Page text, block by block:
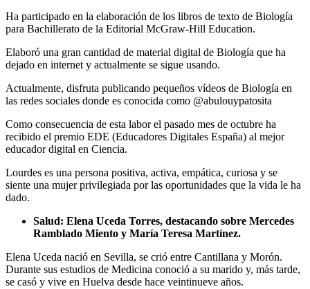
Ha participado en la elaboración de los libros de texto de Biología
para Bachillerato de la Editorial McGraw-Hill Education.
Elaboró una gran cantidad de material digital de Biología que ha
dejado en internet y actualmente se sigue usando.
Actualmente, disfruta publicando pequeños vídeos de Biología en
las redes sociales donde es conocida como @abulouypatosita
Como consecuencia de esta labor el pasado mes de octubre ha
recibido el premio EDE (Educadores Digitales España) al mejor
educador digital en Ciencia.
Lourdes es una persona positiva, activa, empática, curiosa y se
siente una mujer privilegiada por las oportunidades que la vida le ha
dado.
Salud: Elena Uceda Torres, destacando sobre Mercedes
Ramblado Miento y María Teresa Martínez.
Elena Uceda nació en Sevilla, se crió entre Cantillana y Morón.
Durante sus estudios de Medicina conoció a su marido y, más tarde,
se casó y vive en Huelva desde hace veintinueve años.